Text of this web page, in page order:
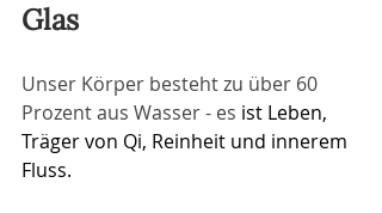
Glas
​Unser Körper besteht zu über 60
Prozent aus Wasser - es ist Leben,
Träger von Qi, Reinheit und innerem
Fluss.